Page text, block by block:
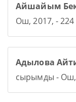
Айшайым
Ош, 2017, - 224
Адылова
сырымды - Ош,